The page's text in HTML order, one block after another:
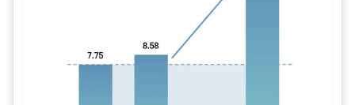
Image © Mordor Intelligence. La